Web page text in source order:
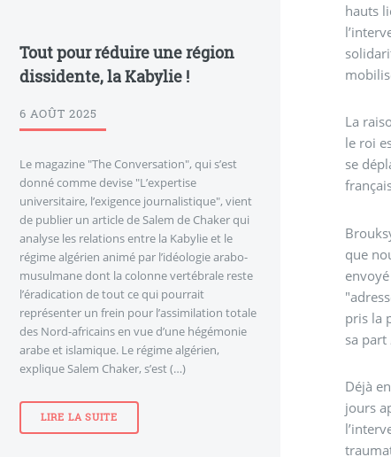
hauts
La
le roi
se
que
pris la
sa part
Déjà
jours
Tout pour réduire une région
dissidente, la Kabylie !
6 AOÛT 2025
Le magazine "The Conversation", qui s’est
donné comme devise "L’expertise
universitaire, l’exigence journalistique", vient
de publier un article de Salem de Chaker qui
analyse les relations entre la Kabylie et le
régime algérien animé par l’idéologie arabo-
musulmane dont la colonne vertébrale reste
l’éradication de tout ce qui pourrait
représenter un frein pour l’assimilation totale
des Nord-africains en vue d’une hégémonie
arabe et islamique. Le régime algérien,
explique Salem Chaker, s’est (…)
LIRE LA SUITE